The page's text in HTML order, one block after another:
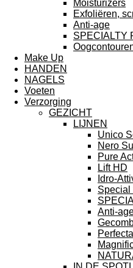
Moisturizers
Exfoliëren,
Anti-age
SPECIALTY
Make Up
HANDEN
NAGELS
Voeten
Verzorging
GEZICHT
LIJNEN
Unico
Nero
Pure
Lift HD
Idro-
Special
Anti-